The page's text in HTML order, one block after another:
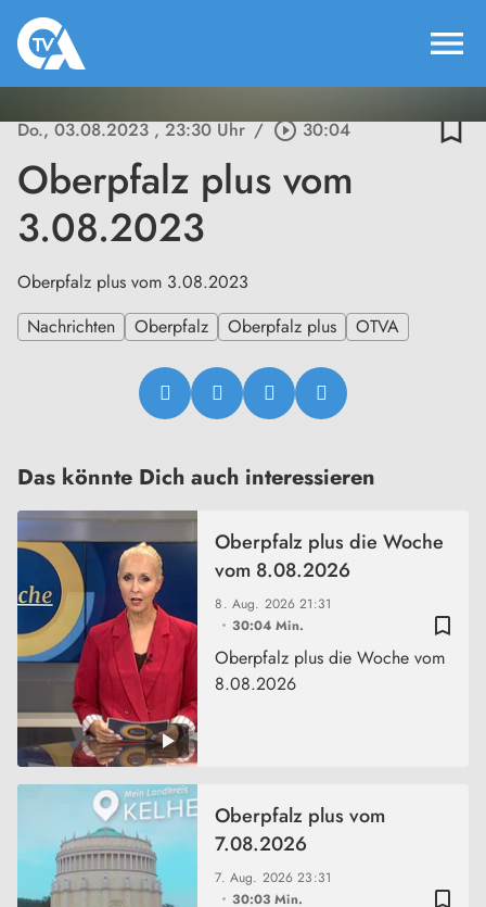
menu
Do., 03.08.2023, 23:30 Uhr / play_circle_outline30:04 bookmark_border
Oberpfalz plus vom
3.08.2023
Oberpfalz plus vom 3.08.2023
Nachrichten
Oberpfalz Oberpfalz plus OTVA
Das könnte Dich auch interessieren
bookmark_border
8. Aug. 202621:31
30:04 Min.
Oberpfalz plus die Woche
vom 8.08.2026
Oberpfalz plus die Woche vom
8.08.2026
bookmark_border
7. Aug. 202623:31
30:03 Min.
Oberpfalz plus vom
7.08.2026